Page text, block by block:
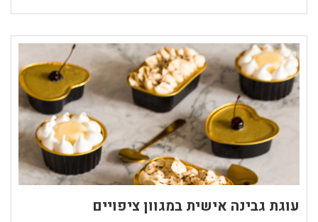
עוגת גבינה אישית במגוון ציפויים